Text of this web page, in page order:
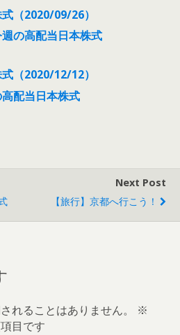
（2020/09/26）
の高配当日本株式
（2020/12/12）
高配当日本株式
Next Post
【旅行】京都へ行こう！
れることはありません。
※
目です